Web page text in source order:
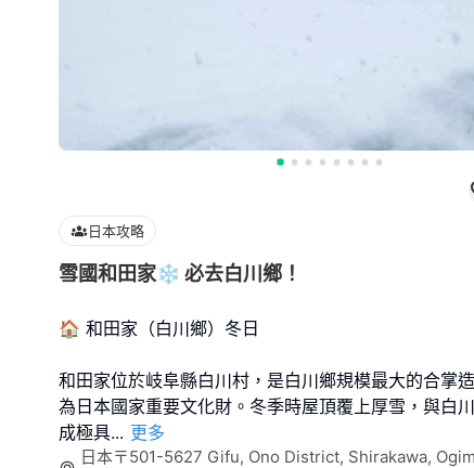
日本攻略
雪國和田家❄️ 必去白川鄉！
🏠 和田家（白川鄉）冬日
和田家位於岐阜縣白川村，是白川鄉規模最大的合掌
為日本國家重要文化財。冬季時屋頂覆上厚雪，與白
成極具... 更多
日本〒501-5627 Gifu, Ono District, Shirakawa,